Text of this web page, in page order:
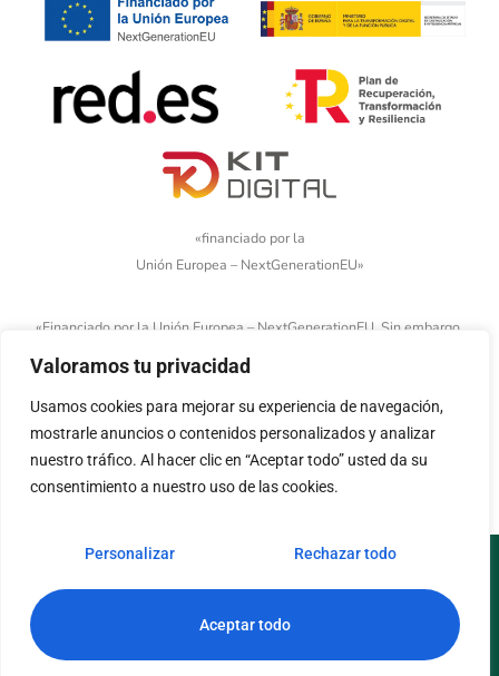
Valoramos tu privacidad
Usamos cookies para mejorar su experiencia de navegación,
mostrarle anuncios o contenidos personalizados y analizar
nuestro tráfico. Al hacer clic en “Aceptar todo” usted da su
consentimiento a nuestro uso de las cookies.
Personalizar Rechazar todo
Aceptar todo
«financiado por la
Unión Europea – NextGenerationEU»
«Financiado por la Unión Europea – NextGenerationEU. Sin embargo,
los puntos de vista y las opiniones expresadas son únicamente los
del autor o autores y no reflejan necesariamente los de la Unión
Europea o la Comisión Europea. Ni la Unión Europea ni la Comisión
Europea pueden ser consideradas responsables de las mismas»